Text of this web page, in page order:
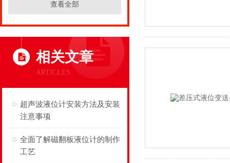
查看全部
相关文章
ARTICLES
超声波液位计安装方法及安装
注意事项
全面了解磁翻板液位计的制作
工艺